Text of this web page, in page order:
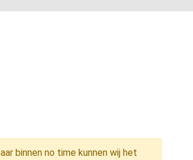
binnen no time kunnen wij het